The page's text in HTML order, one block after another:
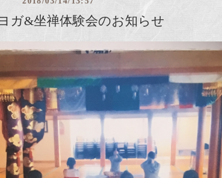
ガ&坐禅体験会のお知らせ